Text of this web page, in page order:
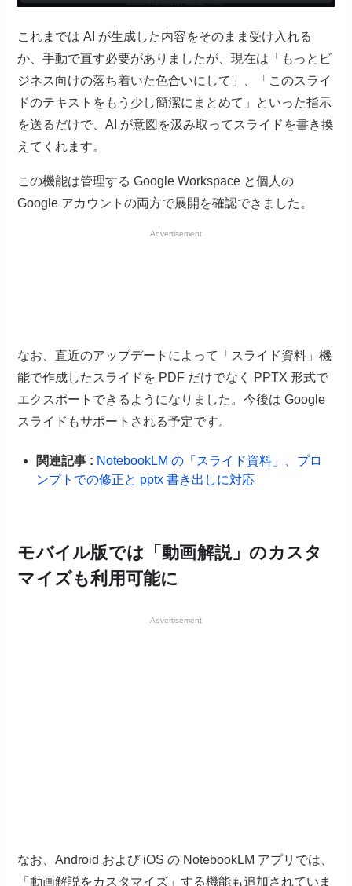
これまでは AI が生成した内容をそのまま受け入れる
か、手動で直す必要がありましたが、現在は「もっとビ
ジネス向けの落ち着いた色合いにして」、「このスライ
ドのテキストをもう少し簡潔にまとめて」といった指示
を送るだけで、AI が意図を汲み取ってスライドを書き換
えてくれます。
この機能は管理する Google Workspace と個人の
Google アカウントの両方で展開を確認できました。
Advertisement
なお、直近のアップデートによって「スライド資料」機
能で作成したスライドを PDF だけでなく PPTX 形式で
エクスポートできるようになりました。今後は Google
スライドもサポートされる予定です。
関連記事 : NotebookLM の「スライド資料」、プロ
ンプトでの修正と pptx 書き出しに対応
モバイル版では「動画解説」のカスタ
マイズも利用可能に
Advertisement
なお、Android および iOS の NotebookLM アプリでは、
「動画解説をカスタマイズ」する機能も追加されていま